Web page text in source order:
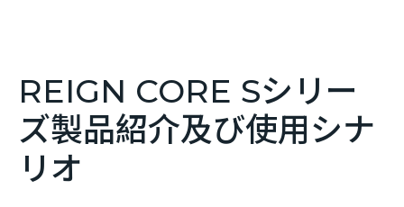
REIGN CORE Sシリー
ズ製品紹介及び使用シナ
リオ